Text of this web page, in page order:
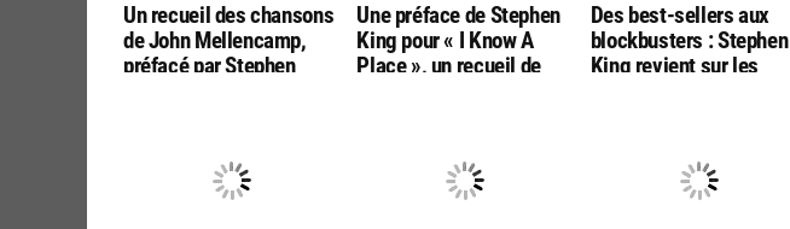
Un recueil des chansons
de John Mellencamp,
préfacé par Stephen
Une préface de Stephen
King pour « I Know A
Place », un recueil de
Des best-sellers aux
blockbusters : Stephen
King revient sur les